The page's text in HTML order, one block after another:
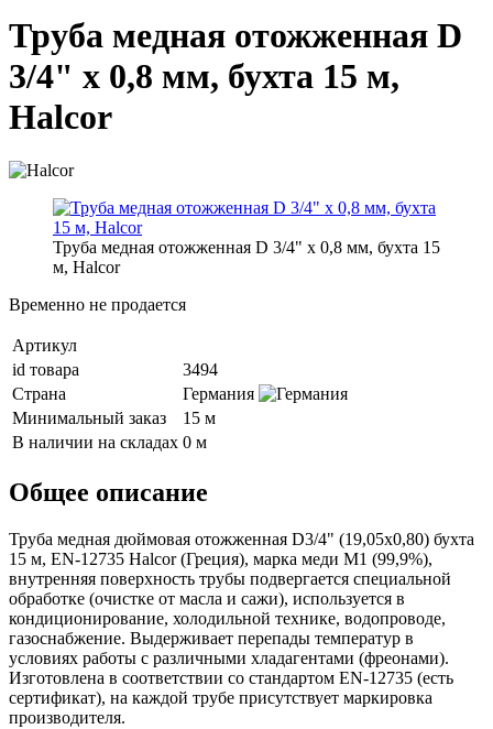
Труба медная отожженная D
3/4" x 0,8 мм, бухта 15 м,
Halcor
Труба медная отожженная D 3/4" x 0,8 мм, бухта 15
м, Halcor
Временно не продается
Артикул
id товара
3494
Страна
Германия
Минимальный заказ
15 м
В наличии на складах 0 м
Общее описание
Труба медная дюймовая отожженная D3/4" (19,05х0,80) бухта
15 м, EN-12735 Halcor (Греция), марка меди М1 (99,9%),
внутренняя поверхность трубы подвергается специальной
обработке (очистке от масла и сажи), используется в
кондиционирование, холодильной технике, водопроводе,
газоснабжение. Выдерживает перепады температур в
условиях работы с различными хладагентами (фреонами).
Изготовлена в соответствии со стандартом EN-12735 (есть
сертификат), на каждой трубе присутствует маркировка
производителя.